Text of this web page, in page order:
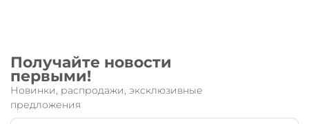
Получайте новости
первыми!
Новинки, распродажи, эксклюзивные
предложения